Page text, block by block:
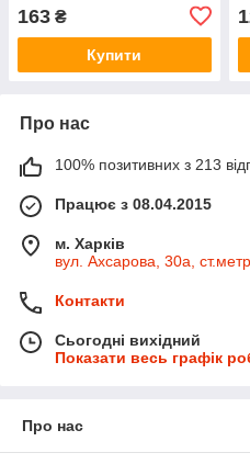
(9175181)
163 ₴
Купити
Про нас
100% позитивних з 213
Працює з 08.04.2015
м. Харків
вул. Ахсарова, 30а,
Контакти
Сьогодні вихідний
Показати весь графік
Про нас